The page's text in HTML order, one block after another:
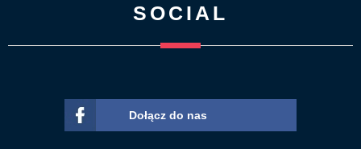
SOCIAL
Dołącz do nas